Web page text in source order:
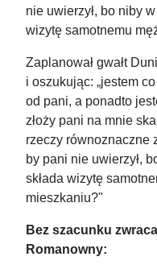
nie uwierzył, bo niby
wizytę samotnemu
Zaplanował gwałt
i oszukując: „jestem
od pani, a ponadto
złoży pani na mnie
rzeczy równoznaczne
by pani nie uwierzył,
składa wizytę
mieszkaniu?"
Bez szacunku
Romanowny: